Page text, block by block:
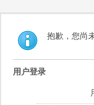
抱歉，您尚
用户登录